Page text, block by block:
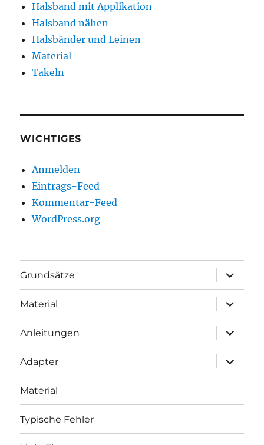
Halsband mit Applikation
Halsband nähen
Halsbänder und Leinen
Material
Takeln
WICHTIGES
Anmelden
Eintrags-Feed
Kommentar-Feed
WordPress.org
Grundsätze
öffnen
Material
öffnen
Anleitungen
öffnen
Adapter
öffnen
Material
Typische Fehler